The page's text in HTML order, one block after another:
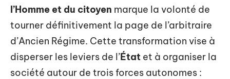
l’Homme et du citoyen marque la volonté de
tourner définitivement la page de l’arbitraire
d’Ancien Régime. Cette transformation vise à
disperser les leviers de l’État et à organiser la
société autour de trois forces autonomes :